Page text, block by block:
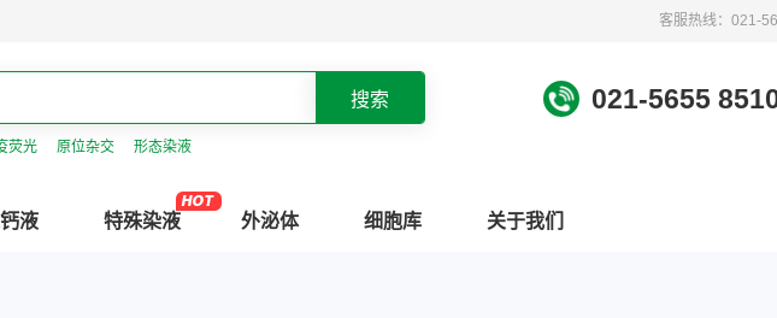
客服热线：021-
021-5655
荧光 原位杂交 形态染液
液 特殊染液 外泌体 细胞库 关于我们